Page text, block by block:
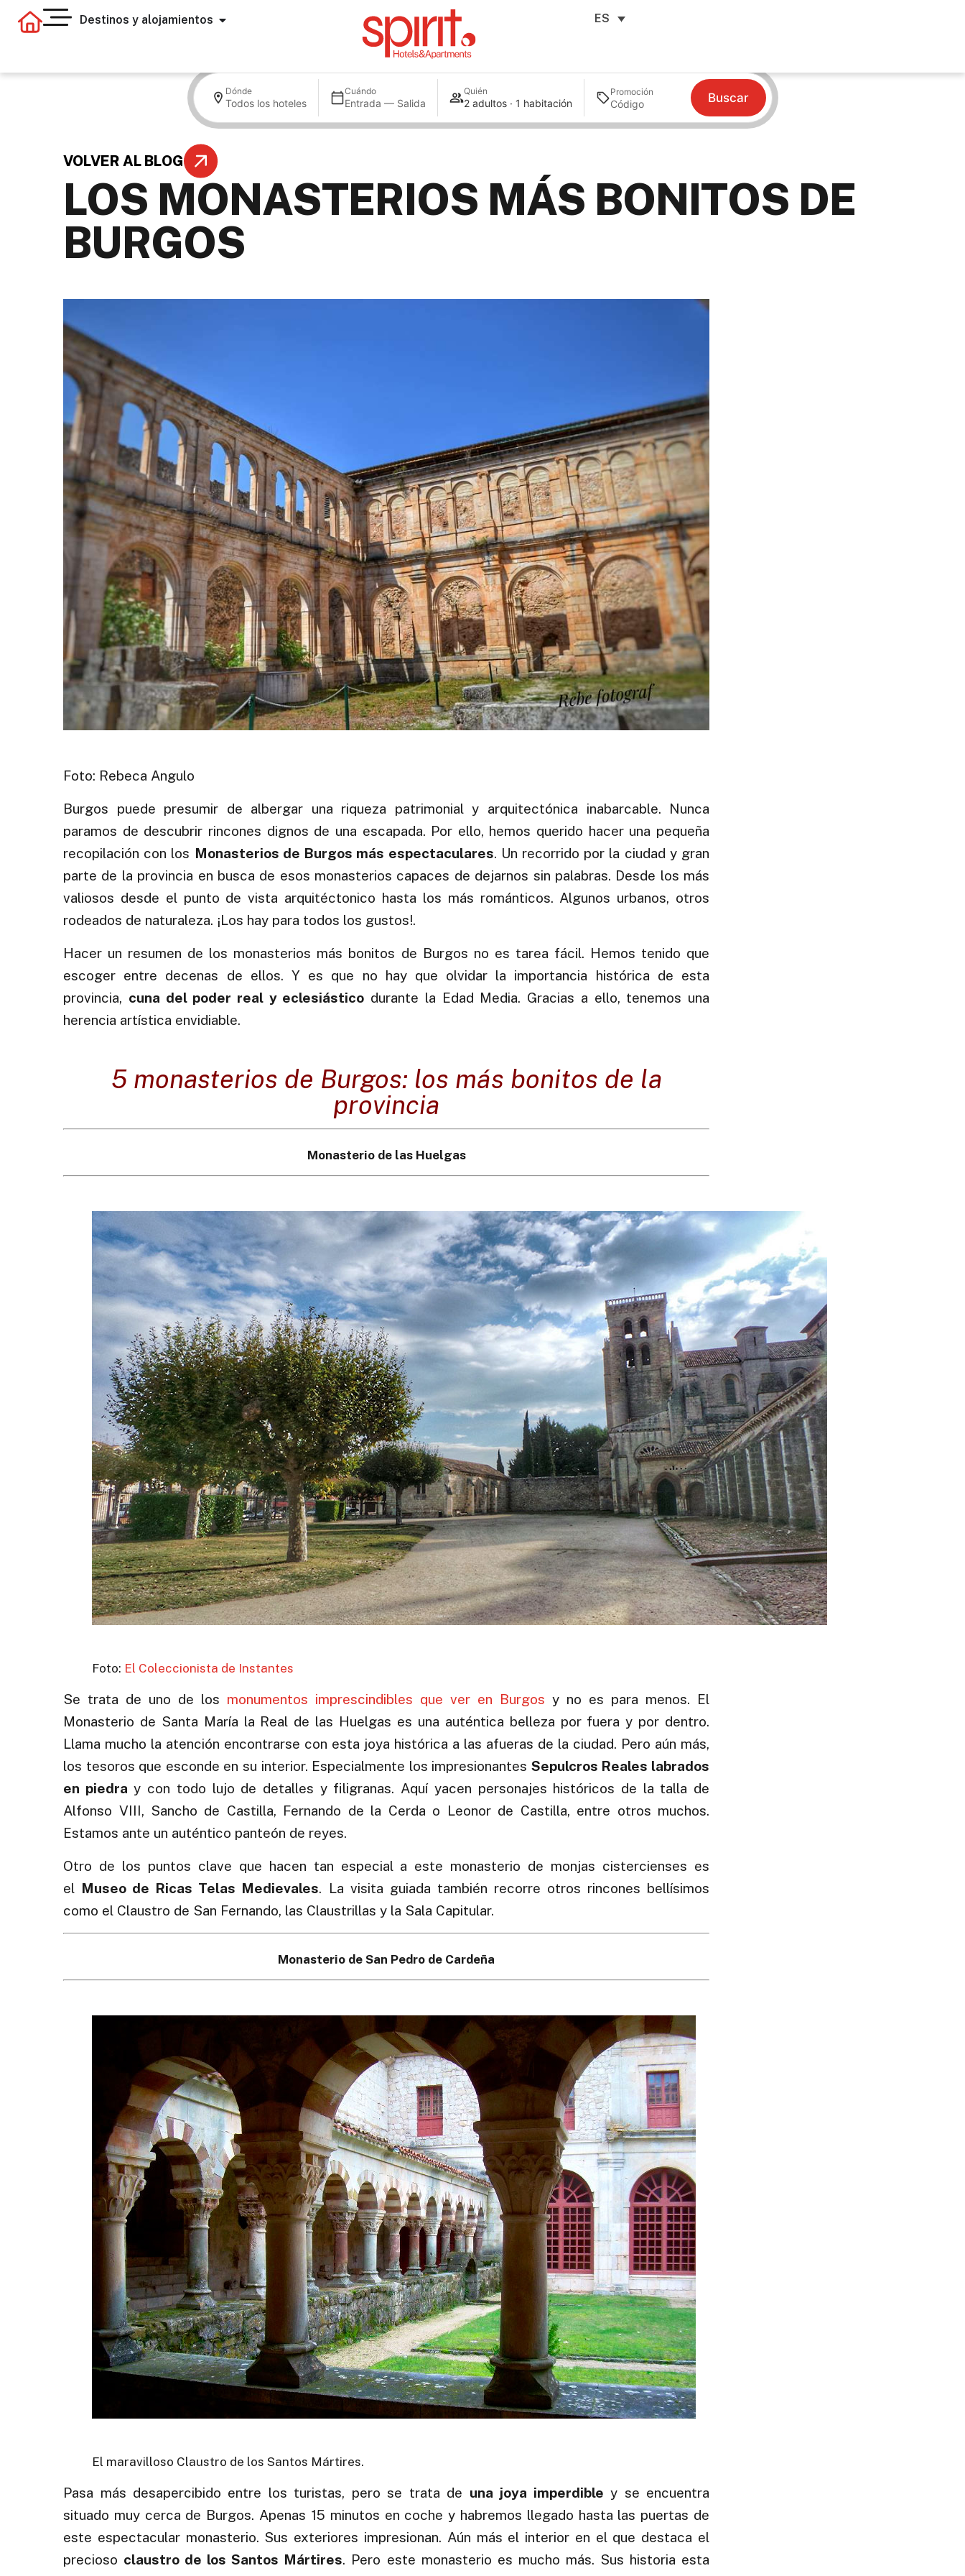
Destinos y alojamientos ES
Dónde
Todos los hoteles
Cuándo
Entrada — Salida
Quién
2 adultos · 1 habitación
Promoción Buscar
VOLVER AL BLOG
LOS MONASTERIOS MÁS BONITOS DE
BURGOS
Foto: Rebeca Angulo
Burgos puede presumir de albergar una riqueza patrimonial y arquitectónica inabarcable. Nunca
paramos de descubrir rincones dignos de una escapada. Por ello, hemos querido hacer una pequeña
recopilación con los Monasterios de Burgos más espectaculares. Un recorrido por la ciudad y gran
parte de la provincia en busca de esos monasterios capaces de dejarnos sin palabras. Desde los más
valiosos desde el punto de vista arquitéctonico hasta los más románticos. Algunos urbanos, otros
rodeados de naturaleza. ¡Los hay para todos los gustos!.
Hacer un resumen de los monasterios más bonitos de Burgos no es tarea fácil. Hemos tenido que
escoger entre decenas de ellos. Y es que no hay que olvidar la importancia histórica de esta
provincia, cuna del poder real y eclesiástico durante la Edad Media. Gracias a ello, tenemos una
herencia artística envidiable.
5 monasterios de Burgos: los más bonitos de la
provincia
Monasterio de las Huelgas
Foto: El Coleccionista de Instantes
Se trata de uno de los monumentos imprescindibles que ver en Burgos y no es para menos. El
Monasterio de Santa María la Real de las Huelgas es una auténtica belleza por fuera y por dentro.
Llama mucho la atención encontrarse con esta joya histórica a las afueras de la ciudad. Pero aún más,
los tesoros que esconde en su interior. Especialmente los impresionantes Sepulcros Reales labrados
en piedra y con todo lujo de detalles y filigranas. Aquí yacen personajes históricos de la talla de
Alfonso VIII, Sancho de Castilla, Fernando de la Cerda o Leonor de Castilla, entre otros muchos.
Estamos ante un auténtico panteón de reyes.
Otro de los puntos clave que hacen tan especial a este monasterio de monjas cistercienses es
el Museo de Ricas Telas Medievales. La visita guiada también recorre otros rincones bellísimos
como el Claustro de San Fernando, las Claustrillas y la Sala Capitular.
Monasterio de San Pedro de Cardeña
El maravilloso Claustro de los Santos Mártires.
Pasa más desapercibido entre los turistas, pero se trata de una joya imperdible y se encuentra
situado muy cerca de Burgos. Apenas 15 minutos en coche y habremos llegado hasta las puertas de
este espectacular monasterio. Sus exteriores impresionan. Aún más el interior en el que destaca el
precioso claustro de los Santos Mártires. Pero este monasterio es mucho más. Sus historia esta